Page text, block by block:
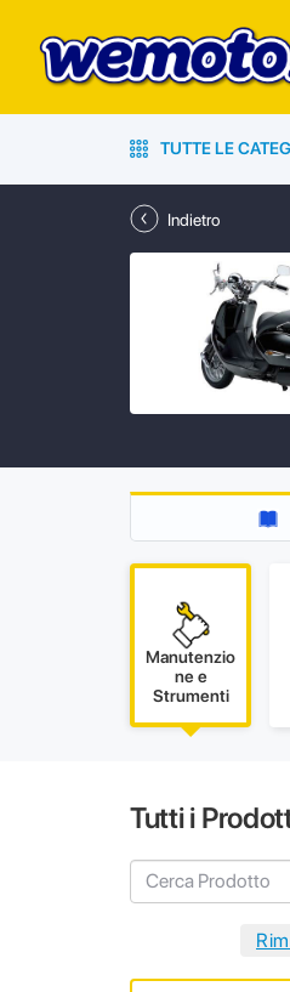
TUTTE LE
Indietro
Manutenzio
ne e
Strumenti
Tutti i